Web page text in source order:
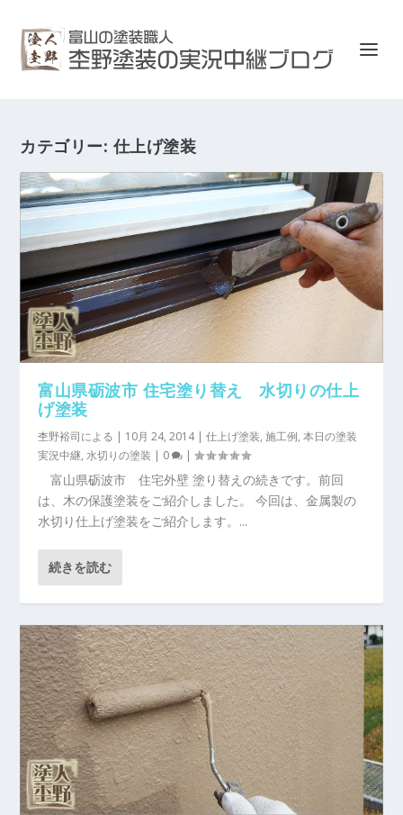
カテゴリー: 仕上げ塗装
富山県砺波市 住宅塗り替え 水切りの仕上
げ塗装
杢野裕司による | 10月 24, 2014|仕上げ塗装,施工例,本日の塗装
実況中継,水切りの塗装 | 0 |
富山県砺波市 住宅外壁 塗り替えの続きです。前回
は、木の保護塗装をご紹介しました。 今回は、金属製の
水切り仕上げ塗装をご紹介します。...
続きを読む